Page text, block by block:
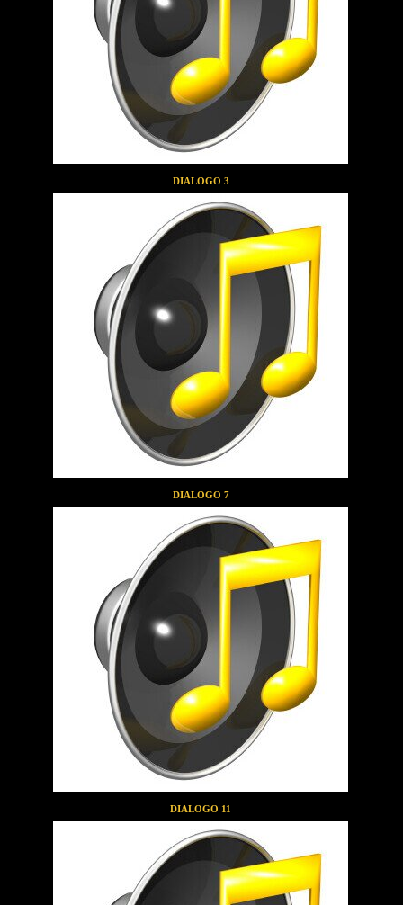
DIALOGO 3
DIALOGO 7
DIALOGO 11